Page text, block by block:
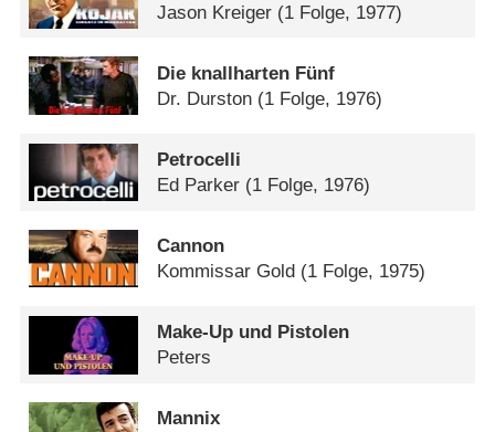
Jason Kreiger (1 Folge, 1977)
Die knallharten Fünf
Dr. Durston (1 Folge, 1976)
Petrocelli
Ed Parker (1 Folge, 1976)
Cannon
Kommissar Gold (1 Folge, 1975)
Make-Up und Pistolen
Peters
Mannix